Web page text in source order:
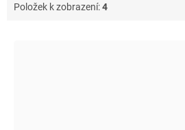
Položek k zobrazení:4